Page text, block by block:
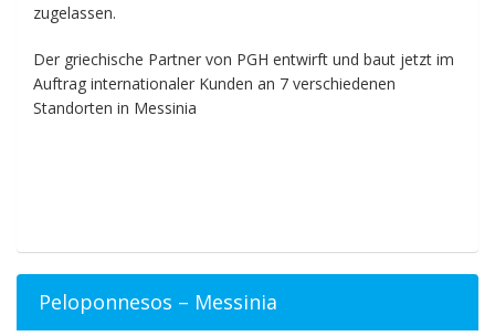
zugelassen.
Der griechische Partner von PGH entwirft und baut jetzt im
Auftrag internationaler Kunden an 7 verschiedenen
Standorten in Messinia
Peloponnesos – Messinia